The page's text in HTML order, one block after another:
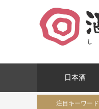
日本酒
注目キーワード